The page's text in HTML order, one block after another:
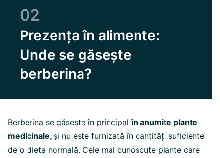
02
Prezența în alimente:
Unde se găsește
berberina?
Berberina se găsește în principalîn anumite plante
medicinale, și nu este furnizată în cantități suficiente
de o dieta normală. Cele mai cunoscute plante care